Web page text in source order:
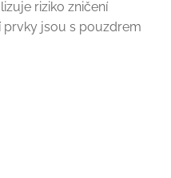
riziko zničení
jsou s pouzdrem